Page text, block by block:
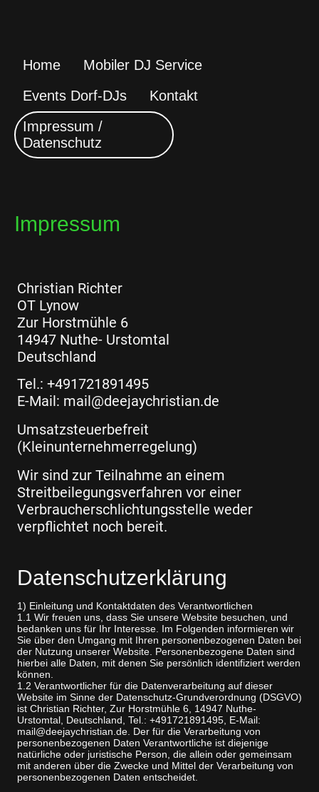
Home
Mobiler DJ Service
Events Dorf-DJs
Kontakt
Impressum /
Datenschutz
Impressum
Christian Richter
OT Lynow
Zur Horstmühle 6
14947 Nuthe- Urstomtal
Deutschland
Tel.: +491721891495
E-Mail: mail@deejaychristian.de
Umsatzsteuerbefreit
(Kleinunternehmerregelung)
Wir sind zur Teilnahme an einem
Streitbeilegungsverfahren vor einer
Verbraucherschlichtungsstelle weder
verpflichtet noch bereit.
Datenschutzerklärung
1) Einleitung und Kontaktdaten des Verantwortlichen
1.1 Wir freuen uns, dass Sie unsere Website besuchen, und
bedanken uns für Ihr Interesse. Im Folgenden informieren wir
Sie über den Umgang mit Ihren personenbezogenen Daten bei
der Nutzung unserer Website. Personenbezogene Daten sind
hierbei alle Daten, mit denen Sie persönlich identifiziert werden
können.
1.2 Verantwortlicher für die Datenverarbeitung auf dieser
Website im Sinne der Datenschutz-Grundverordnung (DSGVO)
ist Christian Richter, Zur Horstmühle 6, 14947 Nuthe-
Urstomtal, Deutschland, Tel.: +491721891495, E-Mail:
mail@deejaychristian.de. Der für die Verarbeitung von
personenbezogenen Daten Verantwortliche ist diejenige
natürliche oder juristische Person, die allein oder gemeinsam
mit anderen über die Zwecke und Mittel der Verarbeitung von
personenbezogenen Daten entscheidet.